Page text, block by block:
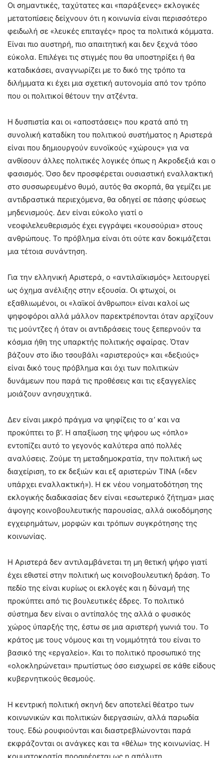
Οι σημαντικές, ταχύτατες και «παράξενες» εκλογικές
μετατοπίσεις δείχνουν ότι η κοινωνία είναι περισσότερο
φειδωλή σε «λευκές επιταγές» προς τα πολιτικά κόμματα.
Είναι πιο αυστηρή, πιο απαιτητική και δεν ξεχνά τόσο
εύκολα. Επιλέγει τις στιγμές που θα υποστηρίξει ή θα
καταδικάσει, αναγνωρίζει με το δικό της τρόπο τα
διλήμματα κι έχει μια σχετική αυτονομία από τον τρόπο
που οι πολιτικοί θέτουν την ατζέντα.
Η δυσπιστία και οι «αποστάσεις» που κρατά από τη
συνολική καταδίκη του πολιτικού συστήματος η Αριστερά
είναι που δημιουργούν ευνοϊκούς «χώρους» για να
ανθίσουν άλλες πολιτικές λογικές όπως η Ακροδεξιά και ο
φασισμός. Όσο δεν προσφέρεται ουσιαστική εναλλακτική
στο συσσωρευμένο θυμό, αυτός θα σκορπά, θα γεμίζει με
αντιδραστικά περιεχόμενα, θα οδηγεί σε πάσης φύσεως
μηδενισμούς. Δεν είναι εύκολο γιατί ο
νεοφιλελευθερισμός έχει εγγράψει «κουσούρια» στους
ανθρώπους. Το πρόβλημα είναι ότι ούτε καν δοκιμάζεται
μια τέτοια συνάντηση.
Για την ελληνική Αριστερά, ο «αντιλαϊκισμός» λειτουργεί
ως όχημα ανέλιξης στην εξουσία. Οι φτωχοί, οι
εξαθλιωμένοι, οι «λαϊκοί άνθρωποι» είναι καλοί ως
ψηφοφόροι αλλά μάλλον παρεκτρέπονται όταν αρχίζουν
τις μούντζες ή όταν οι αντιδράσεις τους ξεπερνούν τα
κόσμια ήθη της υπαρκτής πολιτικής σφαίρας. Όταν
βάζουν στο ίδιο τσουβάλι «αριστερούς» και «δεξιούς»
είναι δικό τους πρόβλημα και όχι των πολιτικών
δυνάμεων που παρά τις προθέσεις και τις εξαγγελίες
μοιάζουν ανησυχητικά.
Δεν είναι μικρό πράγμα να ψηφίζεις το α’ και να
προκύπτει το β’. Η απαξίωση της ψήφου ως «όπλο»
εντοπίζει αυτό το γεγονός καλύτερα από πολλές
αναλύσεις. Ζούμε τη μεταδημοκρατία, την πολιτική ως
διαχείριση, το εκ δεξιών και εξ αριστερών ΤΙΝΑ («δεν
υπάρχει εναλλακτική»). Η εκ νέου νοηματοδότηση της
εκλογικής διαδικασίας δεν είναι «εσωτερικό ζήτημα» μιας
άψογης κοινοβουλευτικής παρουσίας, αλλά οικοδόμησης
εγχειρημάτων, μορφών και τρόπων συγκρότησης της
κοινωνίας.
Η Αριστερά δεν αντιλαμβάνεται τη μη θετική ψήφο γιατί
έχει εθιστεί στην πολιτική ως κοινοβουλευτική δράση. Το
πεδίο της είναι κυρίως οι εκλογές και η δύναμή της
προκύπτει από τις βουλευτικές έδρες. Το πολιτικό
σύστημα δεν είναι ο αντίπαλός της αλλά ο φυσικός
χώρος ύπαρξής της, έστω σε μια αριστερή γωνιά του. Το
κράτος με τους νόμους και τη νομιμότητά του είναι το
βασικό της «εργαλείο». Και το πολιτικό προσωπικό της
«ολοκληρώνεται» πρωτίστως όσο εισχωρεί σε κάθε είδους
κυβερνητικούς θεσμούς.
Η κεντρική πολιτική σκηνή δεν αποτελεί θέατρο των
κοινωνικών και πολιτικών διεργασιών, αλλά παρωδία
τους. Εδώ ρουφιούνται και διαστρεβλώνονται παρά
εκφράζονται οι ανάγκες και τα «θέλω» της κοινωνίας. Η